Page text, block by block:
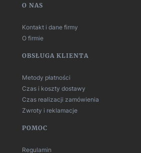
Linki w stopce
O NAS
Kontakt i dane firmy
O firmie
OBSŁUGA KLIENTA
Metody płatności
Czas i koszty dostawy
Czas realizacji zamówienia
Zwroty i reklamacje
POMOC
Regulamin